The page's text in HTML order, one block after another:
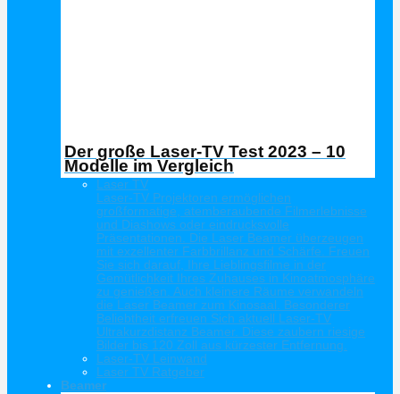
Der große Laser-TV Test 2023 – 10
Modelle im Vergleich
Laser TV
Laser-TV Projektoren ermöglichen
großformatige, atemberaubende Filmerlebnisse
und Diashows oder eindrucksvolle
Präsentationen. Die Laser Beamer überzeugen
mit exzellenter Farbbrillanz und Schärfe. Freuen
Sie sich darauf, Ihre Lieblingsfilme in der
Gemütlichkeit Ihres Zuhauses in Kinoatmosphäre
zu genießen. Auch kleinere Räume verwandeln
die Laser Beamer zum Kinosaal. Besonderer
Beliebtheit erfreuen Sich aktuell Laser-TV
Ultrakurzdistanz Beamer. Diese zaubern riesige
Bilder bis 120 Zoll aus kürzester Entfernung.
Laser-TV Leinwand
Laser TV Ratgeber
Beamer